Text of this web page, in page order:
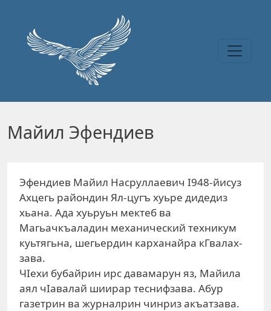
Майил Эфендиев
Эфендиев Майил Насруллаевич I948-йисуз
Ахцегь райондин Ял-цугъ хуьре дидедиз
хьана. Ада хуьруьн мектеб ва
Магьачкъаладин механический техникум
куьтягьна, шегьердин карханайра кГвалах-
зава.
ЧIехи бубайрин ирс давамарун яз, Майила
аял чIавалай шиирар теснифзава. Абур
газетрин ва журналрин чинриз акъатзава.